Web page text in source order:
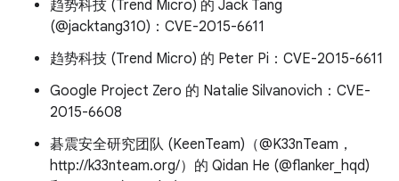
趋势科技 (Trend Micro) 的 Jack Tang
(@jacktang310)：CVE-2015-6611
趋势科技 (Trend Micro) 的 Peter Pi：CVE-2015-6611
Google Project Zero 的 Natalie Silvanovich：CVE-
2015-6608
碁震安全研究团队 (KeenTeam)（@K33nTeam，
http://k33nteam.org/）的 Qidan He (@flanker_hqd)